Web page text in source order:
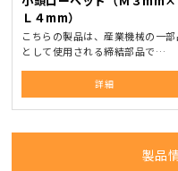
Ｌ４mm）
こちらの製品は、産業機械の一
として使用される締結部品で…
詳細
製品